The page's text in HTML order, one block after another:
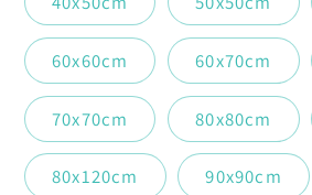
60x60cm 60x70cm
70x70cm 80x80cm
80x120cm 90x90cm